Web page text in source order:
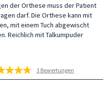
der Orthese muss der Patient
darf. Die Orthese kann mit
mit einem Tuch abgewischt
Reichlich mit Talkumpuder
3 Bewertungen